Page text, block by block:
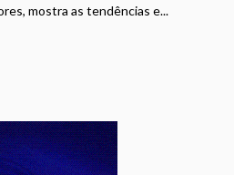
mostra as tendências e...